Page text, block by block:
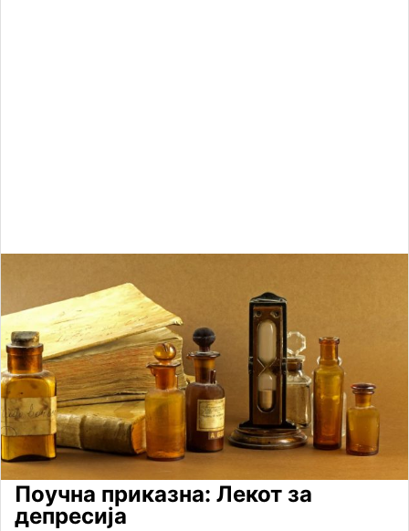
Поучна приказна: Лекот за
депресија